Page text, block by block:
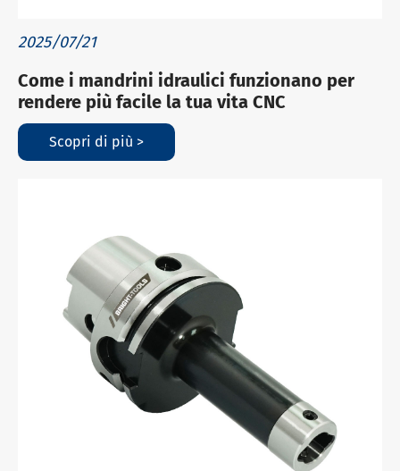
2025/07/21
Come i mandrini idraulici funzionano per
rendere più facile la tua vita CNC
Scopri di più >